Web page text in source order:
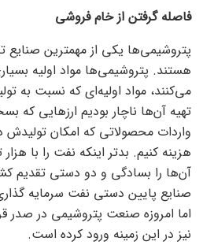
فاصله گرفتن از خام فروشی
پتروشیمی‌ها یکی از مهمترین
هستند. پتروشیمی‌ها مواد اولیه
می‌کنند، مواد اولیه‌ای که نسبت به
تهیه آن‌ها ناچار بودیم ارز‌هایی که
واردات محصولاتی که امکان
هزینه کنیم. بدتر اینکه نفت را با هزار
آن‌ها را بسادگی و دو دستی تقدیم
صنایع پایین دستی نفت سرمایه
اما امروزه صنعت پتروشیمی در
نیز در این زمینه ورود کرده است.